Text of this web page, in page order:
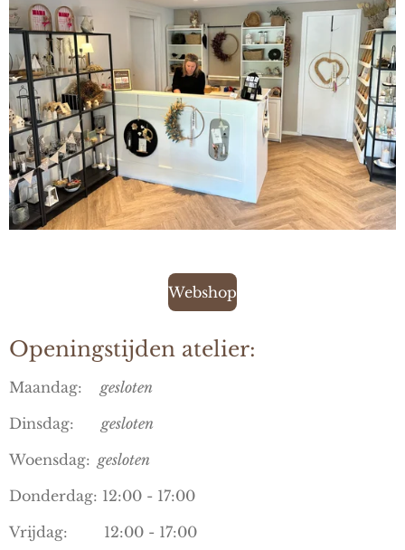
Webshop
Openingstijden atelier:
Maandag: gesloten
Dinsdag: gesloten
Woensdag: gesloten
Donderdag: 12:00 - 17:00
Vrijdag: 12:00 - 17:00